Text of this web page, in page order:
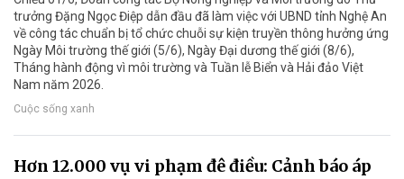
trưởng Đặng Ngọc Điệp dẫn đầu đã làm việc với UBND tỉnh Nghệ An
về công tác chuẩn bị tổ chức chuỗi sự kiện truyền thông hưởng ứng
Ngày Môi trường thế giới (5/6), Ngày Đại dương thế giới (8/6),
Tháng hành động vì môi trường và Tuần lễ Biển và Hải đảo Việt
Nam năm 2026.
Cuộc sống xanh
Hơn 12.000 vụ vi phạm đê điều: Cảnh báo áp